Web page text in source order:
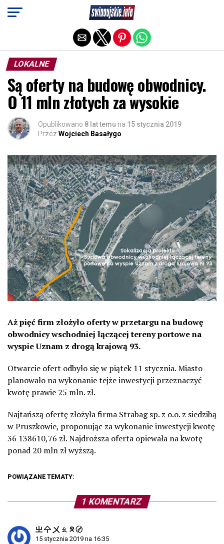
LOKALNE
Są oferty na budowę obwodnicy.
O 11 mln złotych za wysokie
Opublikowano 8 lat temu na 15 stycznia 2019
Przez Wojciech Basałygo
Aż pięć firm złożyło oferty w przetargu na budowę
obwodnicy wschodniej łączącej tereny portowe na
wyspie Uznam z drogą krajową 93.
Otwarcie ofert odbyło się w piątek 11 stycznia. Miasto
planowało na wykonanie tejże inwestycji przeznaczyć
kwotę prawie 25 mln. zł.
Najtańszą ofertę złożyła firma Strabag sp. z o.o. z siedzibą
w Pruszkowie, proponując za wykonanie inwestycji kwotę
36 138610,76 zł. Najdroższa oferta opiewała na kwotę
ponad 20 mln zł wyższą.
POWIĄZANE TEMATY:
1 KOMENTARZ
㞢 㐃 㐅 ㄠ ᘝ 〄
15 stycznia 2019 na 16:35
Exit mobile version